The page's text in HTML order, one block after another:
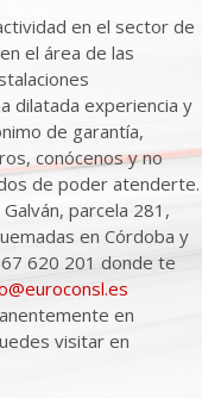
en el sector de
el área de las
dilatada experiencia y
de garantía,
conócenos y no
de poder atenderte.
parcela 281,
en Córdoba y
620 201 donde te
en
visitar en